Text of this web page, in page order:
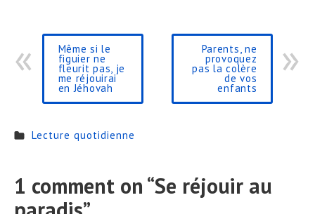
Même si le
figuier ne
fleurit pas, je
me réjouirai
en Jéhovah
Parents, ne
provoquez
pas la colère
de vos
enfants
Lecture quotidienne
1 comment on “Se réjouir au